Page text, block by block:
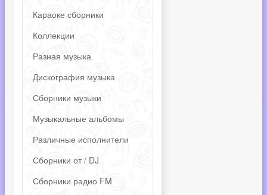
Караоке сборники
Коллекции
Разная музыка
Дискография музыка
Сборники музыки
Музыкальные альбомы
Различные исполнители
Сборники от / DJ
Сборники радио FM